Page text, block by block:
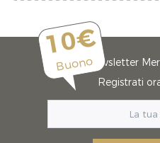
10€
BuonoNewsletter
Registrati